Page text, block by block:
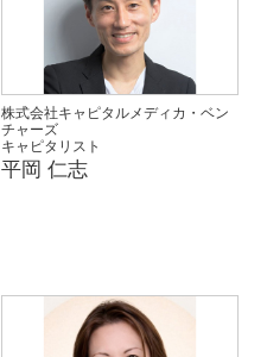
株式会社キャピタルメディカ・ベン
チャーズ
キャピタリスト
平岡 仁志